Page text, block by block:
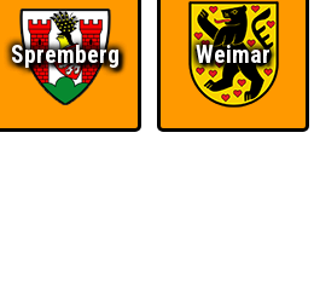
Spremberg Weimar